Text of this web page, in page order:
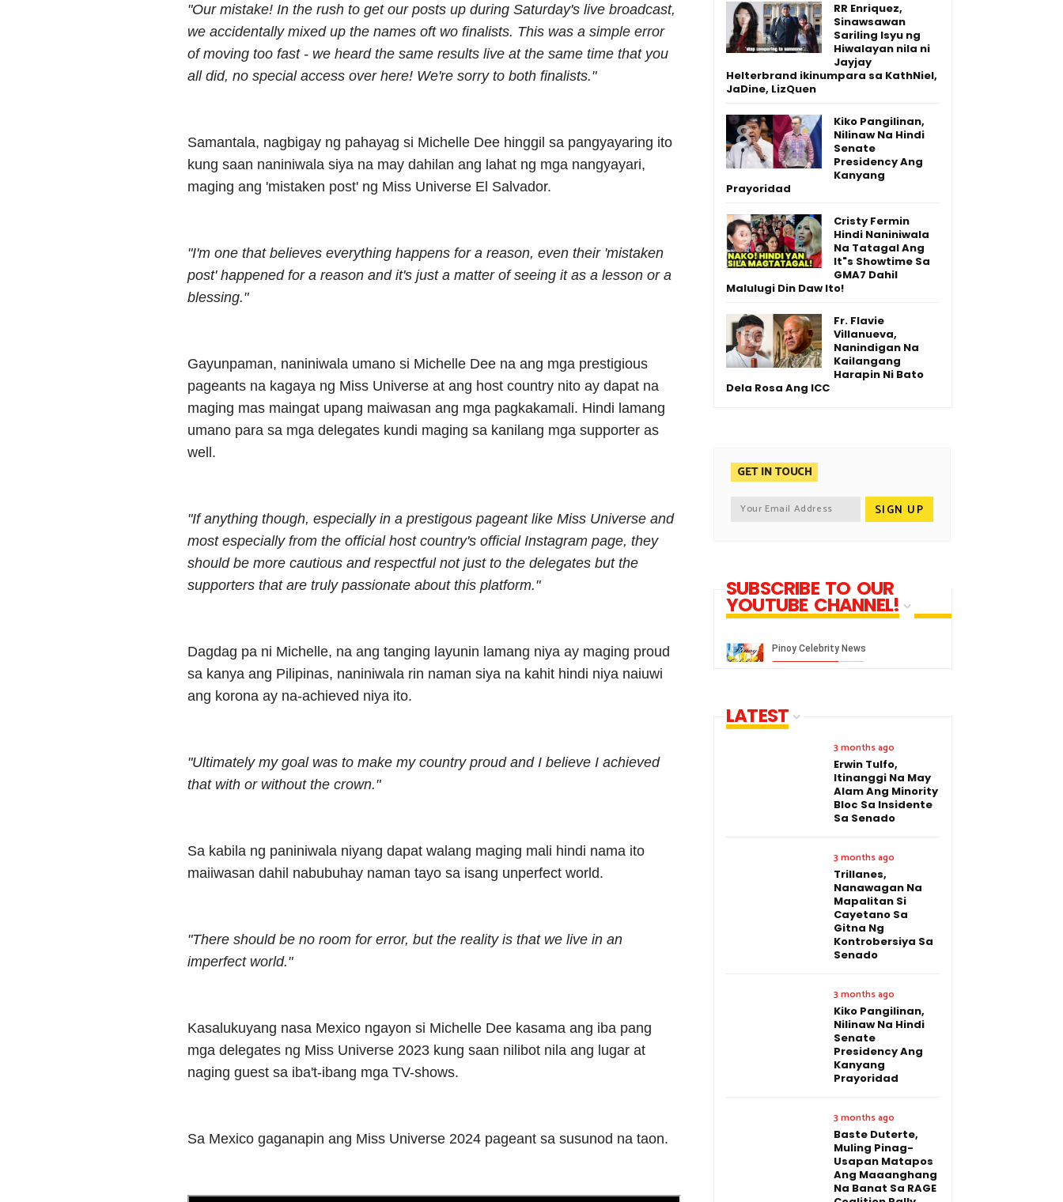
"Our mistake! In the rush to get our posts up during Saturday's live broadcast,
we accidentally mixed up the names oft wo finalists. This was a simple error
of moving too fast - we heard the same results live at the same time that you
all did, no special access over here! We're sorry to both finalists."
Samantala, nagbigay ng pahayag si Michelle Dee hinggil sa pangyayaring ito
kung saan naniniwala siya na may dahilan ang lahat ng mga nangyayari,
maging ang 'mistaken post' ng Miss Universe El Salvador.
"I'm one that believes everything happens for a reason, even their 'mistaken
post' happened for a reason and it's just a matter of seeing it as a lesson or a
blessing."
Gayunpaman, naniniwala umano si Michelle Dee na ang mga prestigious
pageants na kagaya ng Miss Universe at ang host country nito ay dapat na
maging mas maingat upang maiwasan ang mga pagkakamali. Hindi lamang
umano para sa mga delegates kundi maging sa kanilang mga supporter as
well.
"If anything though, especially in a prestigous pageant like Miss Universe and
most especially from the official host country's official Instagram page, they
should be more cautious and respectful not just to the delegates but the
supporters that are truly passionate about this platform."
Dagdag pa ni Michelle, na ang tanging layunin lamang niya ay maging proud
sa kanya ang Pilipinas, naniniwala rin naman siya na kahit hindi niya naiuwi
ang korona ay na-achieved niya ito.
"Ultimately my goal was to make my country proud and I believe I achieved
that with or without the crown."
Sa kabila ng paniniwala niyang dapat walang maging mali hindi nama ito
maiiwasan dahil nabubuhay naman tayo sa isang unperfect world.
"There should be no room for error, but the reality is that we live in an
imperfect world."
Kasalukuyang nasa Mexico ngayon si Michelle Dee kasama ang iba pang
mga delegates ng Miss Universe 2023 kung saan nilibot nila ang lugar at
naging guest sa iba't-ibang mga TV-shows.
Sa Mexico gaganapin ang Miss Universe 2024 pageant sa susunod na taon.
RR Enriquez,
Sinawsawan
Sariling Isyu ng
Hiwalayan nila ni
Jayjay
Helterbrand ikinumpara sa KathNiel,
JaDine, LizQuen
Kiko Pangilinan,
Nilinaw Na Hindi
Senate
Presidency Ang
Kanyang
Prayoridad
Cristy Fermin
Hindi Naniniwala
Na Tatagal Ang
It"s Showtime Sa
GMA7 Dahil
Malulugi Din Daw Ito!
Fr. Flavie
Villanueva,
Nanindigan Na
Kailangang
Harapin Ni Bato
Dela Rosa Ang ICC
GET IN TOUCH
SUBSCRIBE TO OUR
YOUTUBE CHANNEL!
LATEST
3 months ago
Erwin Tulfo,
Itinanggi Na May
Alam Ang Minority
Bloc Sa Insidente
Sa Senado
3 months ago
Trillanes,
Nanawagan Na
Mapalitan Si
Cayetano Sa
Gitna Ng
Kontrobersiya Sa
Senado
3 months ago
Kiko Pangilinan,
Nilinaw Na Hindi
Senate
Presidency Ang
Kanyang
Prayoridad
3 months ago
Baste Duterte,
Muling Pinag-
Usapan Matapos
Ang Maaanghang
Na Banat Sa RAGE